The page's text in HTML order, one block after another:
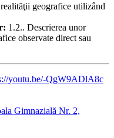
realităţii geografice utilizând
1.2.. Descrierea unor
observate direct sau
youtu.be/-QgW9ADlA8c
Gimnazială Nr. 2,